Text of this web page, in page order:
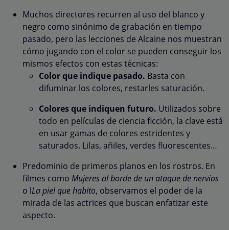
Muchos directores recurren al uso del blanco y
negro como sinónimo de grabación en tiempo
pasado, pero las lecciones de Alcaine nos muestran
cómo jugando con el color se pueden conseguir los
mismos efectos con estas técnicas:
Color que indique pasado. Basta con
difuminar los colores, restarles saturación.
Colores que indiquen futuro. Utilizados sobre
todo en películas de ciencia ficción, la clave está
en usar gamas de colores estridentes y
saturados. Lilas, añiles, verdes fluorescentes…
Predominio de primeros planos en los rostros. En
filmes como Mujeres al borde de un ataque de nervios
o lLa piel que habito, observamos el poder de la
mirada de las actrices que buscan enfatizar este
aspecto.